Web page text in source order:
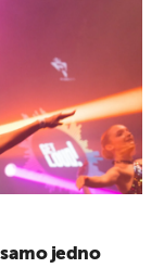
jedno